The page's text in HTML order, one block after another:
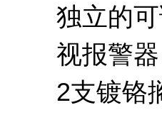
独立的
视报警
2支镀铬